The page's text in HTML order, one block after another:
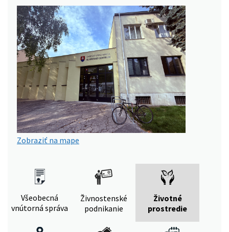
Zobraziť na mape
Všeobecná
vnútorná správa
Živnostenské
podnikanie
Životné
prostredie